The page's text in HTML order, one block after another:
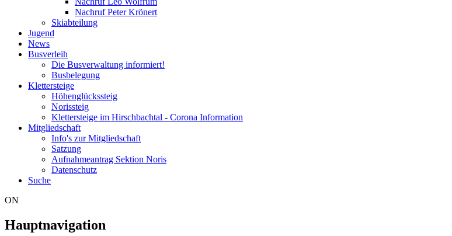
Nachruf Peter Krönert
Skiabteilung
Jugend
News
Busverleih
Die Busverwaltung informiert!
Busbelegung
Klettersteige
Höhenglückssteig
Norissteig
Klettersteige im Hirschbachtal - Corona Information
Mitgliedschaft
Info's zur Mitgliedschaft
Satzung
Aufnahmeantrag Sektion Noris
Datenschutz
Suche
ON
Hauptnavigation